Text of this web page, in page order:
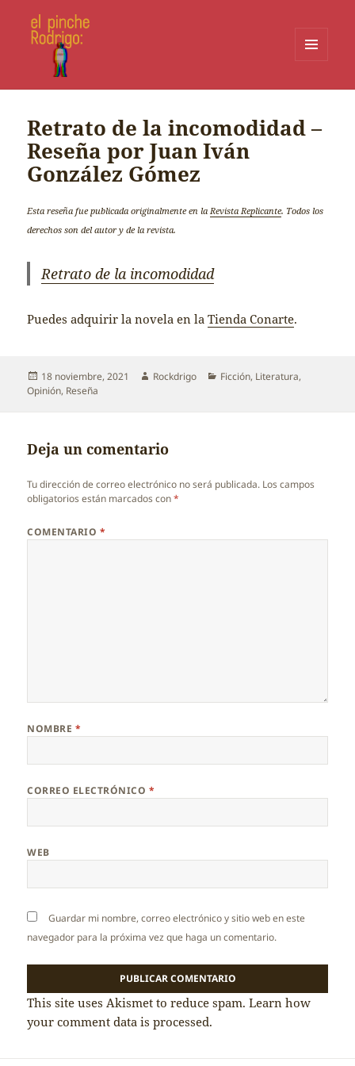
WIDGETS
Retrato de la incomodidad –
Reseña por Juan Iván
González Gómez
Esta reseña fue publicada originalmente en laRevista Replicante. Todos los
derechos son del autor y de la revista.
Retrato de la incomodidad
Puedes adquirir la novela en laTienda Conarte.
Publicado
el
18 noviembre, 2021 Autor
Rockdrigo Categorías
Ficción, Literatura,
Opinión, Reseña
Deja un comentario
Tu dirección de correo electrónico no será publicada. Los campos
obligatorios están marcados con*
COMENTARIO *
NOMBRE *
CORREO ELECTRÓNICO *
WEB
Guardar mi nombre, correo electrónico y sitio web en este
navegador para la próxima vez que haga un comentario.
This site uses Akismet to reduce spam.Learn how
your comment data is processed.